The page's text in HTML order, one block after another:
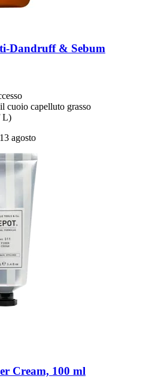
​Dandruff & Sebum
cuoio capelluto grasso
L)
agosto
Cream, 100 ml